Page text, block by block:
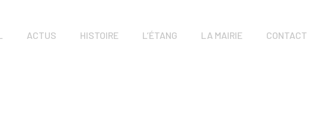
ACTUS HISTOIRE L’ÉTANG LA MAIRIE CONTACT